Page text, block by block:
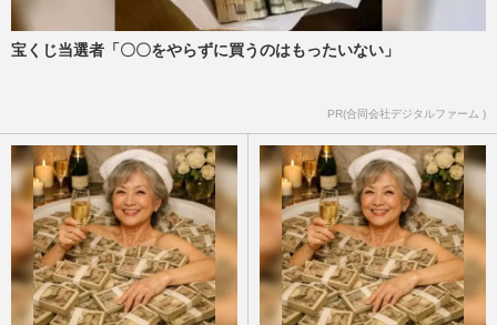
宝くじ当選者「〇〇をやらずに買うのはもったいない」
PR(合同会社デジタルファーム )